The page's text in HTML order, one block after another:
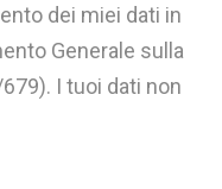
dei miei dati in
Generale sulla
I tuoi dati non